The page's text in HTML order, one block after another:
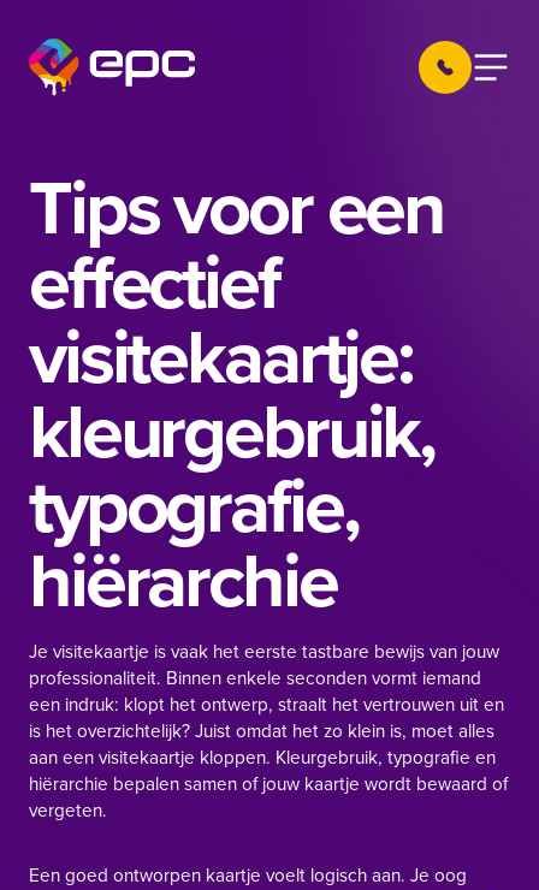
030 605 22
Tips voor een
effectief
visitekaartje:
kleurgebruik,
typografie,
hiërarchie
Je visitekaartje is vaak het eerste tastbare bewijs van jouw
professionaliteit. Binnen enkele seconden vormt iemand
een indruk: klopt het ontwerp, straalt het vertrouwen uit en
is het overzichtelijk? Juist omdat het zo klein is, moet alles
aan een visitekaartje kloppen. Kleurgebruik, typografie en
hiërarchie bepalen samen of jouw kaartje wordt bewaard of
vergeten.
Een goed ontworpen kaartje voelt logisch aan. Je oog